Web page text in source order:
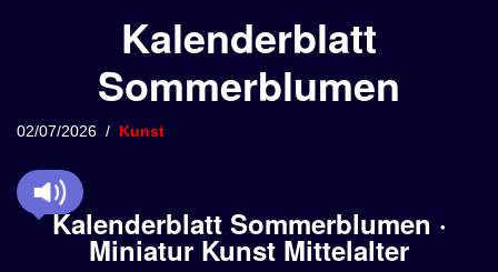
p
i
n
Kalenderblatt
Sommerblumen
02/07/2026 Kunst
Kalenderblatt Sommerblumen ·
Miniatur Kunst Mittelalter